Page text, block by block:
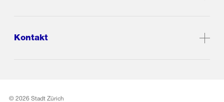
Kontakt
© 2026 Stadt Zürich